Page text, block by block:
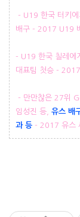
- U19 한국 터키
배구 - 2017 U19
- U19 한국 칠레에
대표팀 첫승 -
- 만만찮은 27위
임성진 등,
유스 배
과 등 - 2017 유스